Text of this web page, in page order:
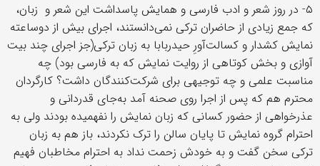
۵- در روز شعر و ادب فارسی و همایش پاسداشت این شعر و زبان،
که جمع زیادی از حاضران ترکی نمی‌دانستند، اجرای بیش از دوساعته
نمایش کشدار و کسالت‌آورِ حیدربابا به زبان ترکی(جز اجرای چند بیت
آوازی و بخش کوتاهی از روایت نمایش که به فارسی بود) چه
مناسبت علمی و چه توجیهی برای شرکت‌کنندگان داشت؟ کارگردان
محترم هم که پس از اجرا روی صحنه آمد به‌جای قدردانی و
عذرخواهی از حضور کسانی که زبان نمایش را نفهمیده بودند ولی به
احترام گروه نمایش تا پایان سالن را ترک نکردند، باز هم به زبان
ترکی سخن گفت و به خودش زحمت نداد به احترام مخاطبان فهیم